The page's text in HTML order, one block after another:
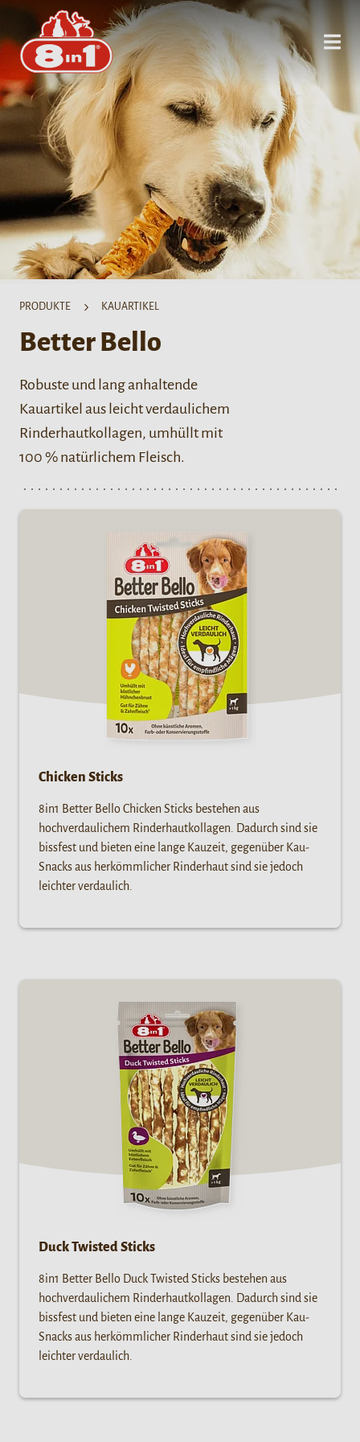
PRODUKTE KAUARTIKEL
Better Bello
Robuste und lang anhaltende
Kauartikel aus leicht verdaulichem
Rinderhautkollagen, umhüllt mit
100 % natürlichem Fleisch.
Chicken Sticks
8in1 Better Bello Chicken Sticks bestehen aus
hochverdaulichem Rinderhautkollagen. Dadurch sind sie
bissfest und bieten eine lange Kauzeit, gegenüber Kau-
Snacks aus herkömmlicher Rinderhaut sind sie jedoch
leichter verdaulich.
Duck Twisted Sticks
8in1 Better Bello Duck Twisted Sticks bestehen aus
hochverdaulichem Rinderhautkollagen. Dadurch sind sie
bissfest und bieten eine lange Kauzeit, gegenüber Kau-
Snacks aus herkömmlicher Rinderhaut sind sie jedoch
leichter verdaulich.